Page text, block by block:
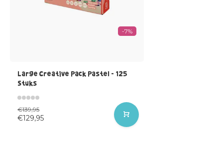
-7%
Large Creative Pack Pastel - 125
Stuks
€139,95
€129,95